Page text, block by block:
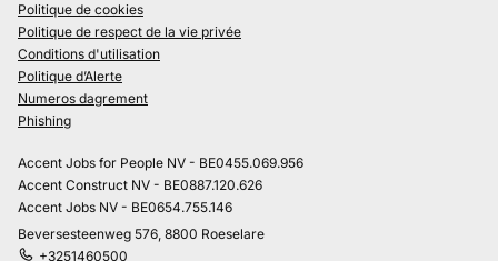
Politique de cookies
Politique de respect de la vie privée
Conditions d'utilisation
Politique d’Alerte
Numeros dagrement
Phishing
Accent Jobs for People NV - BE0455.069.956
Accent Construct NV - BE0887.120.626
Accent Jobs NV - BE0654.755.146
Beversesteenweg 576, 8800 Roeselare
+3251460500